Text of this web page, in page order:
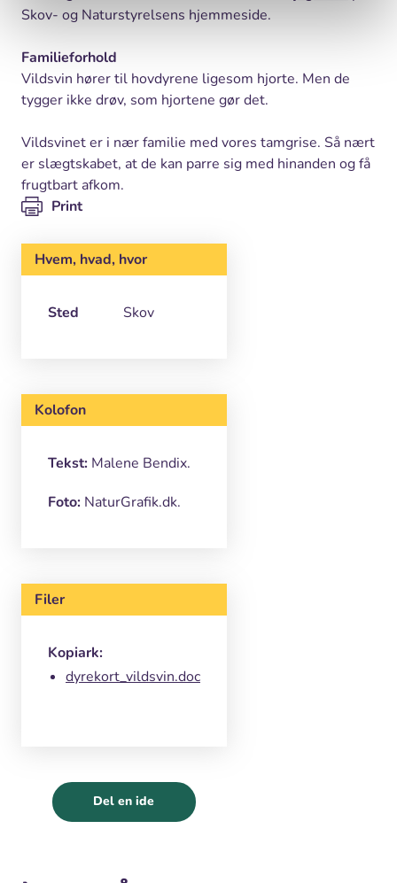
Skov- og Naturstyrelsens hjemmeside.
Familieforhold
Vildsvin hører til hovdyrene ligesom hjorte. Men de
tygger ikke drøv, som hjortene gør det.
Vildsvinet er i nær familie med vores tamgrise. Så nært
er slægtskabet, at de kan parre sig med hinanden og få
frugtbart afkom.
Print
Hvem, hvad, hvor
Sted Skov
Kolofon
Tekst: Malene Bendix.
Foto: NaturGrafik.dk.
Filer
Kopiark:
dyrekort_vildsvin.doc
Del en ide